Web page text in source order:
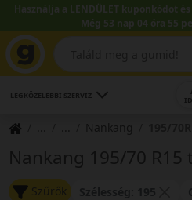
Használja a LENDÜLET kuponkódot
Még 53 nap 04 óra 55
LEGKÖZELEBBI SZERVIZ
Nankang
Nankang 195/70 R15
Szűrők